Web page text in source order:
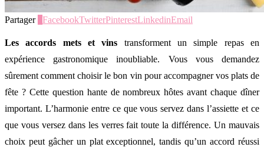
Partager FacebookTwitterPinterestLinkedinEmail
Les accords mets et vins transforment un simple repas en
expérience gastronomique inoubliable. Vous vous demandez
sûrement comment choisir le bon vin pour accompagner vos plats de
fête ? Cette question hante de nombreux hôtes avant chaque dîner
important. L’harmonie entre ce que vous servez dans l’assiette et ce
que vous versez dans les verres fait toute la différence. Un mauvais
choix peut gâcher un plat exceptionnel, tandis qu’un accord réussi